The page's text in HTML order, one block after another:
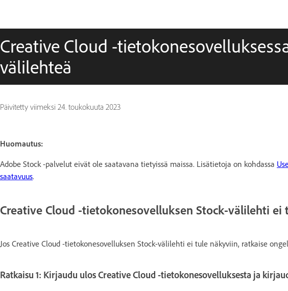
Creative Cloud -
välilehteä
Päivitetty viimeksi 24. toukokuuta 2023
Huomautus:
Adobe Stock -palvelut eivät ole saatavana tietyissä maissa. Lisätietoja on kohdassa
saatavuus.
Creative Cloud -tietokonesovelluksen Stock-välilehti ei
Jos Creative Cloud -tietokonesovelluksen Stock-välilehti ei tule näkyviin, ratkaise
Ratkaisu 1: Kirjaudu ulos Creative Cloud -tietokonesovelluksesta ja